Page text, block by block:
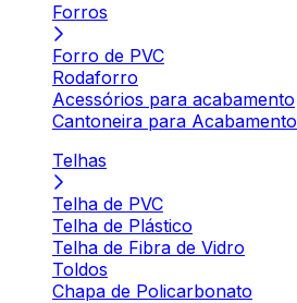
Forros
Forro de PVC
Rodaforro
Acessórios para acabamento
Cantoneira para Acabamento
Telhas
Telha de PVC
Telha de Plástico
Telha de Fibra de Vidro
Toldos
Chapa de Policarbonato